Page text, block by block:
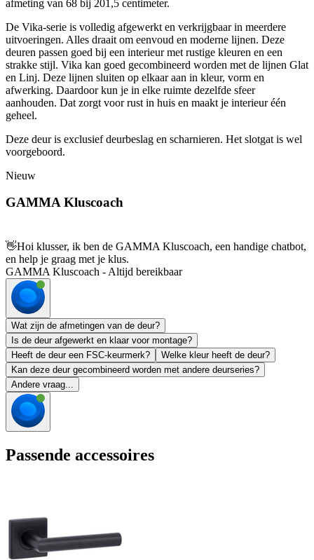
afmeting van 68 bij 201,5 centimeter.
De Vika-serie is volledig afgewerkt en verkrijgbaar in meerdere
uitvoeringen. Alles draait om eenvoud en moderne lijnen. Deze
deuren passen goed bij een interieur met rustige kleuren en een
strakke stijl. Vika kan goed gecombineerd worden met de lijnen Glat
en Linj. Deze lijnen sluiten op elkaar aan in kleur, vorm en
afwerking. Daardoor kun je in elke ruimte dezelfde sfeer
aanhouden. Dat zorgt voor rust in huis en maakt je interieur één
geheel.
Deze deur is exclusief deurbeslag en scharnieren. Het slotgat is wel
voorgeboord.
Nieuw
GAMMA Kluscoach
👋Hoi klusser, ik ben de GAMMA Kluscoach, een handige chatbot,
en help je graag met je klus.
GAMMA Kluscoach - Altijd bereikbaar
Wat zijn de afmetingen van de deur?
Is de deur afgewerkt en klaar voor montage?
Heeft de deur een FSC-keurmerk?
Welke kleur heeft de deur?
Kan deze deur gecombineerd worden met andere deurseries?
Andere vraag...
Passende accessoires